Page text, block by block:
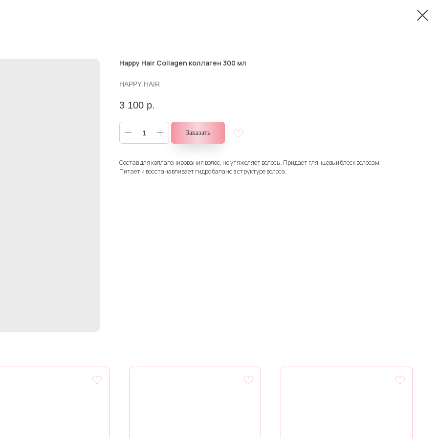
Happy Hair Collagen коллаген 300 мл
HAPPY HAIR
3 100 р.
Заказать
Состав для коллагенирования волос, не утяжеляет волосы. Придает глянцевый блеск волосам.
Питает и восстанавливает гидро баланс в структуре волоса.